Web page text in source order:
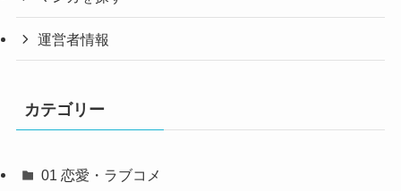
運営者情報
カテゴリー
01 恋愛・ラブコメ